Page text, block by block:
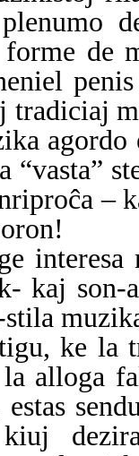
forme de
tradiciaj
“vasta”
–
kaj
stila
ke la
alloga
kiuj